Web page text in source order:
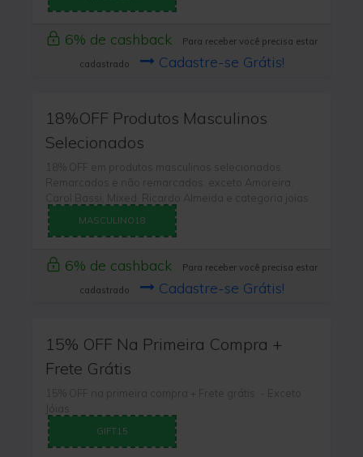
6% de cashback
Para receber você precisa estar
cadastrado
Cadastre-se Grátis!
18%OFF Produtos Masculinos
Selecionados
18% OFF em produtos masculinos selecionados.
Remarcados e não remarcados. exceto Amoreira.
Carol Bassi, Mixed, Ricardo Almeida e categoria joias.
MASCULINO18
6% de cashback
Para receber você precisa estar
cadastrado
Cadastre-se Grátis!
15% OFF Na Primeira Compra +
Frete Grátis
15% OFF na primeira compra + Frete grátis - Exceto
Jóias
GIFT15